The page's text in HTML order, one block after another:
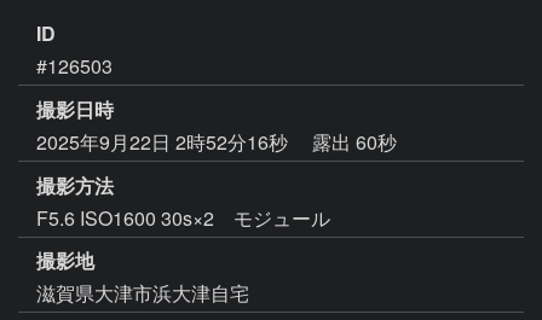
ID
#126503
撮影日時
2025年9月22日 2時52分16秒
露出 60秒
撮影方法
F5.6 ISO1600 30s×2 モジュール
撮影地
滋賀県大津市浜大津自宅